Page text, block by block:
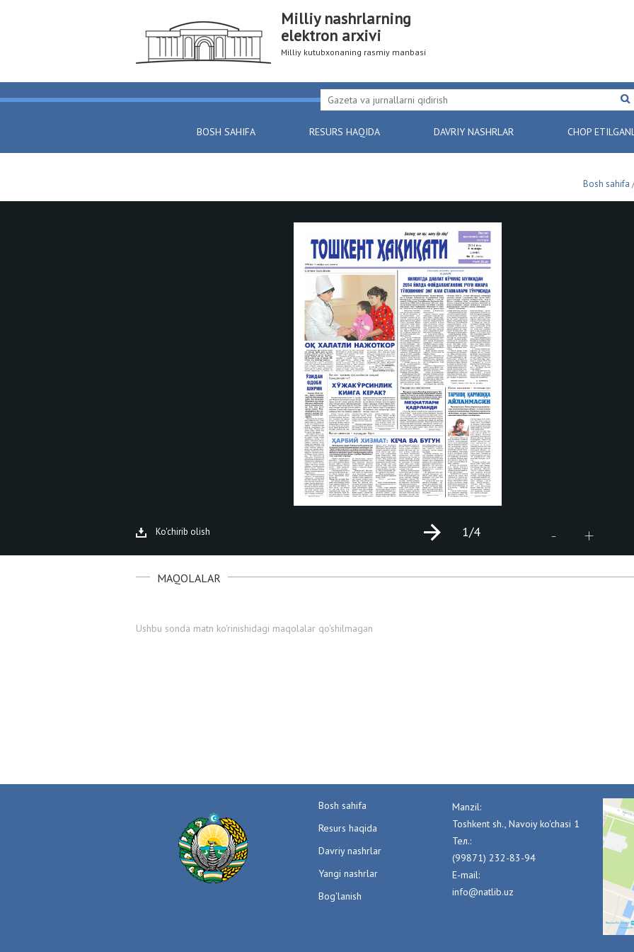
Milliy nashrlarning
elektron arxivi
Milliy kutubxonaning rasmiy manbasi
BOSH SAHIFA RESURS HAQIDA DAVRIY NASHRLAR CHOP
Bosh sahifa
Ko'chirib olish - +
1/4
MAQOLALAR
Ushbu sonda matn ko'rinishidagi maqolalar qo'shilmagan
Bosh sahifa
Resurs haqida
Davriy nashrlar
Yangi nashrlar
Bog'lanish
Manzil:
Toshkent sh., Navoiy ko'chasi 1
Тел.:
(99871) 232-83-94
E-mail:
info@natlib.uz